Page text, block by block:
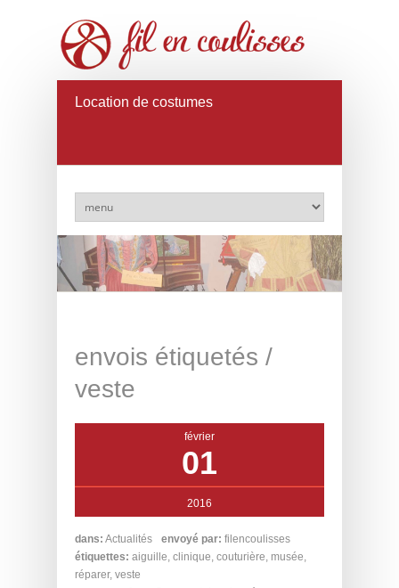
Location de costumes
envois étiquetés /
veste
février
01
2016
dans: Actualités envoyé par: filencoulisses
étiquettes: aiguille, clinique, couturière, musée,
réparer, veste